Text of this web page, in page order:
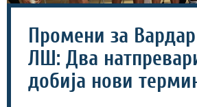
Промени за
ЛШ: Два
добија нови